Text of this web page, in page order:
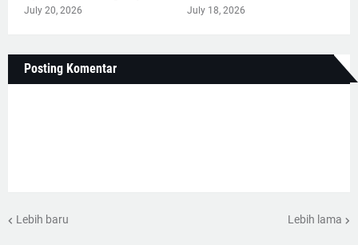
July 20, 2026 July 18, 2026
Posting Komentar
Lebih baru Lebih lama